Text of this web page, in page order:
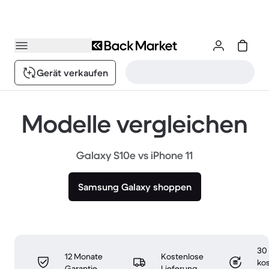
Gerät verkaufen
Modelle vergleichen
Galaxy S10e vs iPhone 11
Samsung Galaxy shoppen
12 Monate
Kostenlose
30